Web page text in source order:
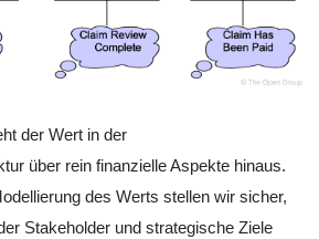
der Wert in der
über rein finanzielle Aspekte hinaus.
des Werts stellen wir sicher,
Stakeholder und strategische Ziele